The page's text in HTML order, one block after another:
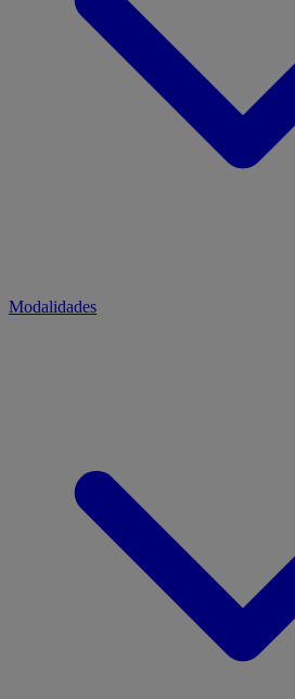
Modalidades